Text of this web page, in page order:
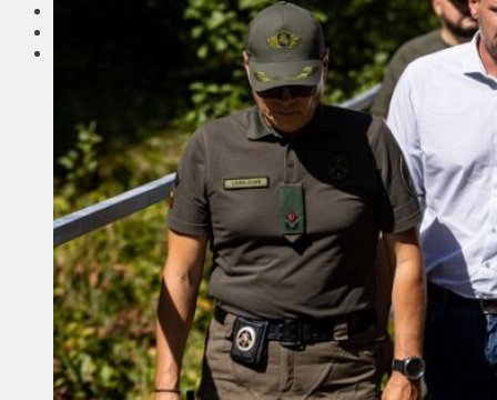
Фоторепортаж
ЛК рекомендует
Сеньорам
Образование
Здравоохранение
Экология
Происшествия
Приграничье
Деньги
Визиты
Выборы
Агроновости
Едим дома
Ищу семью